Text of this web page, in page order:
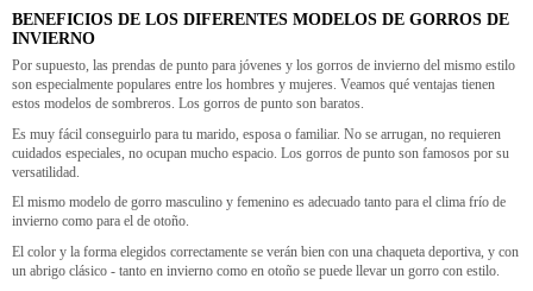
BENEFICIOS DE LOS DIFERENTES MODELOS DE GORROS DE
INVIERNO
Por supuesto, las prendas de punto para jóvenes y los gorros de invierno del mismo estilo
son especialmente populares entre los hombres y mujeres. Veamos qué ventajas tienen
estos modelos de sombreros. Los gorros de punto son baratos.
Es muy fácil conseguirlo para tu marido, esposa o familiar. No se arrugan, no requieren
cuidados especiales, no ocupan mucho espacio. Los gorros de punto son famosos por su
versatilidad.
El mismo modelo de gorro masculino y femenino es adecuado tanto para el clima frío de
invierno como para el de otoño.
El color y la forma elegidos correctamente se verán bien con una chaqueta deportiva, y con
un abrigo clásico - tanto en invierno como en otoño se puede llevar un gorro con estilo.